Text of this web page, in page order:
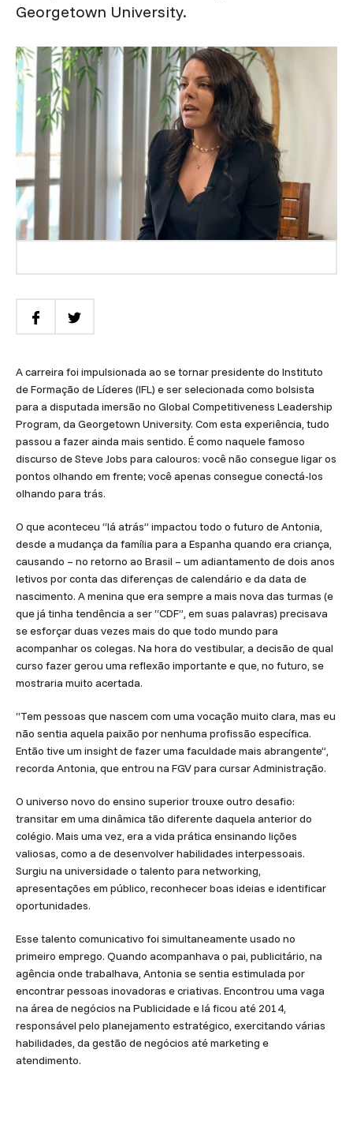
Georgetown University.
A carreira foi impulsionada ao se tornar presidente do Instituto
de Formação de Líderes (IFL) e ser selecionada como bolsista
para a disputada imersão no Global Competitiveness Leadership
Program, da Georgetown University. Com esta experiência, tudo
passou a fazer ainda mais sentido. É como naquele famoso
discurso de Steve Jobs para calouros: você não consegue ligar os
pontos olhando em frente; você apenas consegue conectá-los
olhando para trás.
O que aconteceu “lá atrás” impactou todo o futuro de Antonia,
desde a mudança da família para a Espanha quando era criança,
causando – no retorno ao Brasil – um adiantamento de dois anos
letivos por conta das diferenças de calendário e da data de
nascimento. A menina que era sempre a mais nova das turmas (e
que já tinha tendência a ser “CDF”, em suas palavras) precisava
se esforçar duas vezes mais do que todo mundo para
acompanhar os colegas. Na hora do vestibular, a decisão de qual
curso fazer gerou uma reflexão importante e que, no futuro, se
mostraria muito acertada.
“Tem pessoas que nascem com uma vocação muito clara, mas eu
não sentia aquela paixão por nenhuma profissão específica.
Então tive um insight de fazer uma faculdade mais abrangente”,
recorda Antonia, que entrou na FGV para cursar Administração.
O universo novo do ensino superior trouxe outro desafio:
transitar em uma dinâmica tão diferente daquela anterior do
colégio. Mais uma vez, era a vida prática ensinando lições
valiosas, como a de desenvolver habilidades interpessoais.
Surgiu na universidade o talento para networking,
apresentações em público, reconhecer boas ideias e identificar
oportunidades.
Esse talento comunicativo foi simultaneamente usado no
primeiro emprego. Quando acompanhava o pai, publicitário, na
agência onde trabalhava, Antonia se sentia estimulada por
encontrar pessoas inovadoras e criativas. Encontrou uma vaga
na área de negócios na Publicidade e lá ficou até 2014,
responsável pelo planejamento estratégico, exercitando várias
habilidades, da gestão de negócios até marketing e
atendimento.